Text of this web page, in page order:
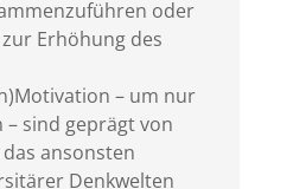
oder
Erhöhung des
– um nur
– sind geprägt von
ansonsten
Denkwelten